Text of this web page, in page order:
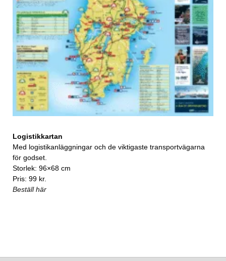
Logistikkartan
Med logistikanläggningar och de viktigaste transportvägarna
för godset.
Storlek: 96×68 cm
Pris: 99 kr.
Beställ här